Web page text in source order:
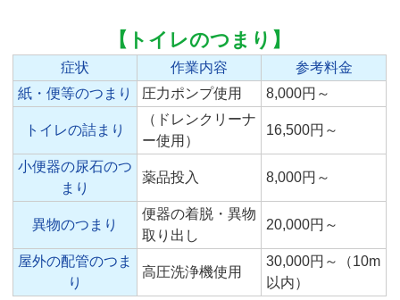
【トイレのつまり】
症状 作業内容
参考料金
紙・便等のつまり
圧力ポンプ使用 8,000円～
トイレの詰まり
（ドレンクリーナ
ー使用）
16,500円～
小便器の尿石のつ
まり
薬品投入 8,000円～
異物のつまり
便器の着脱・異物
取り出し
20,000円～
屋外の配管のつま
り
高圧洗浄機使用
30,000円～（10m
以内）